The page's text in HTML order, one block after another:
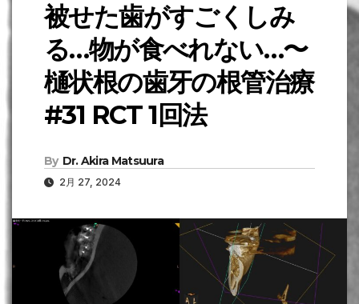
被せた歯がすごくしみ
る…物が食べれない…〜
樋状根の歯牙の根管治療
#31 RCT 1回法
By Dr. Akira Matsuura
2月 27, 2024